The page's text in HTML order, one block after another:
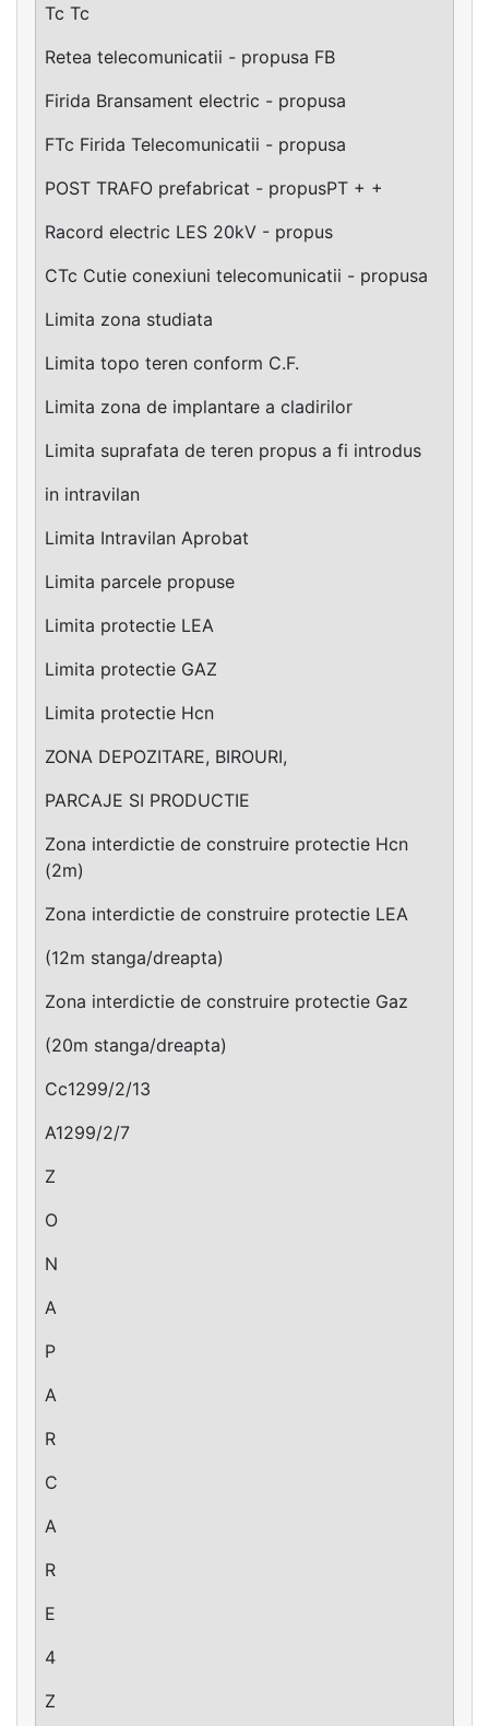
Tc Tc
Retea telecomunicatii - propusa FB
Firida Bransament electric - propusa
FTc Firida Telecomunicatii - propusa
POST TRAFO prefabricat - propusPT + +
Racord electric LES 20kV - propus
CTc Cutie conexiuni telecomunicatii - propusa
Limita zona studiata
Limita topo teren conform C.F.
Limita zona de implantare a cladirilor
Limita suprafata de teren propus a fi introdus
in intravilan
Limita Intravilan Aprobat
Limita parcele propuse
Limita protectie LEA
Limita protectie GAZ
Limita protectie Hcn
ZONA DEPOZITARE, BIROURI,
PARCAJE SI PRODUCTIE
Zona interdictie de construire protectie Hcn
(2m)
Zona interdictie de construire protectie LEA
(12m stanga/dreapta)
Zona interdictie de construire protectie Gaz
(20m stanga/dreapta)
Cc1299/2/13
A1299/2/7
Z
O
N
A
P
A
R
C
A
R
E
4
Z